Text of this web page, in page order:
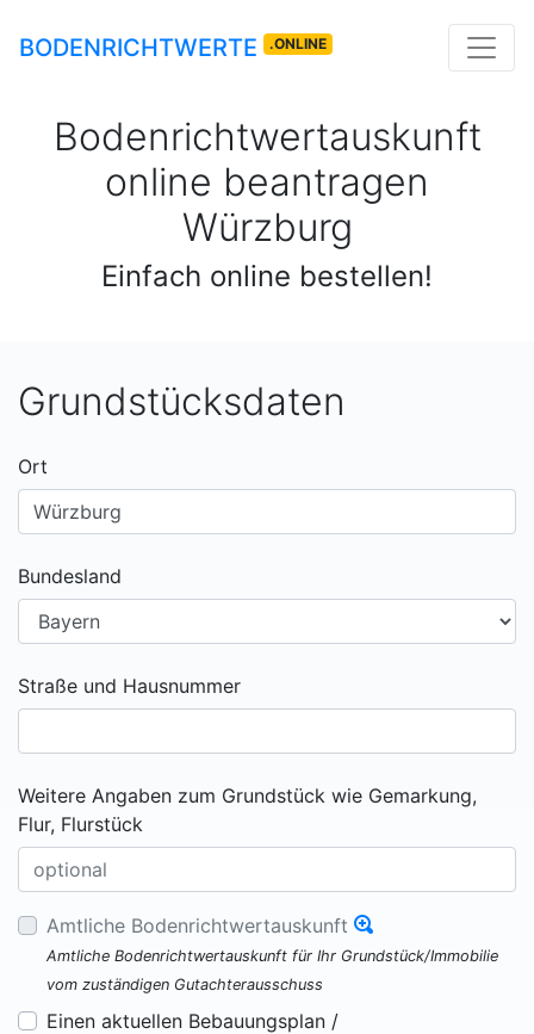
BODENRICHTWERTE .ONLINE
Bodenrichtwertauskunft
online beantragen
Würzburg
Einfach online bestellen!
Grundstücksdaten
Ort
Bundesland
Straße und Hausnummer
Weitere Angaben zum Grundstück wie Gemarkung,
Flur, Flurstück
Amtliche Bodenrichtwertauskunft
Amtliche Bodenrichtwertauskunft für Ihr Grundstück/Immobilie
vom zuständigen Gutachterausschuss
Einen aktuellen Bebauungsplan /